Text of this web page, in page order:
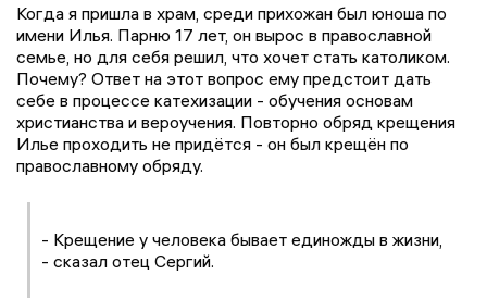
Когда я пришла в храм, среди прихожан был юноша по
имени Илья. Парню 17 лет, он вырос в православной
семье, но для себя решил, что хочет стать католиком.
Почему? Ответ на этот вопрос ему предстоит дать
себе в процессе катехизации - обучения основам
христианства и вероучения. Повторно обряд крещения
Илье проходить не придётся - он был крещён по
православному обряду.
- Крещение у человека бывает единожды в жизни,
- сказал отец Сергий.